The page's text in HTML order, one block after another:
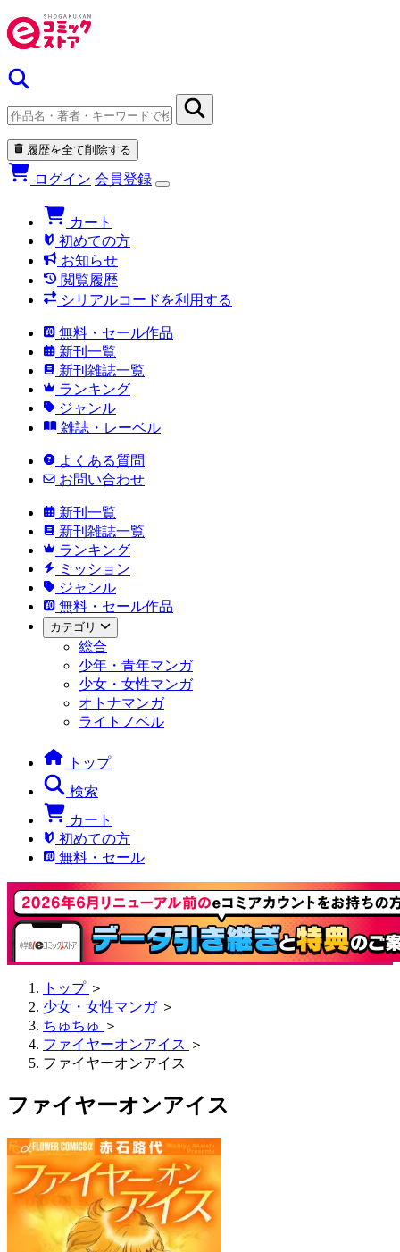
履歴を全て削除する
ログイン 会員登録
カート
初めての方
お知らせ
閲覧履歴
シリアルコードを利用する
無料・セール作品
新刊一覧
新刊雑誌一覧
ランキング
ジャンル
雑誌・レーベル
よくある質問
お問い合わせ
新刊一覧
新刊雑誌一覧
ランキング
ミッション
ジャンル
無料・セール作品
カテゴリ
総合
少年・青年マンガ
少女・女性マンガ
オトナマンガ
ライトノベル
トップ
検索
カート
初めての方
無料・セール
トップ ＞
少女・女性マンガ ＞
ちゅちゅ ＞
ファイヤーオンアイス ＞
ファイヤーオンアイス
ファイヤーオンアイス